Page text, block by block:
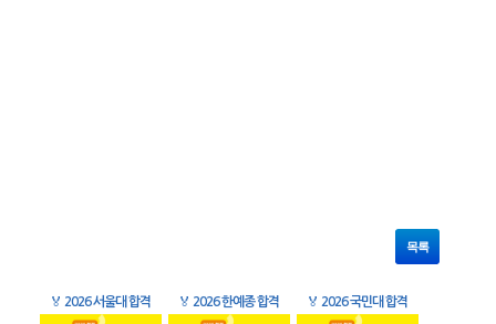
목록
🏅 2026 서울대 합격 🏅 2026 한예종 합격 🏅 2026 국민대 합격